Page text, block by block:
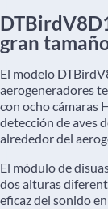
gran
El modelo
aerogeneradores
con ocho cámaras
detección de aves
alrededor del
El módulo de
dos alturas
eficaz del sonido